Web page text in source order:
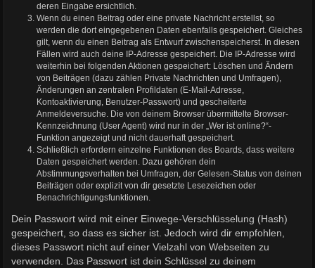
deren Eingabe ersichtlich.
Wenn du einen Beitrag oder eine private Nachricht erstellst, so
werden die dort eingegebenen Daten ebenfalls gespeichert. Gleiches
gilt, wenn du einen Beitrag als Entwurf zwischenspeicherst. In diesen
Fällen wird auch deine IP-Adresse gespeichert. Die IP-Adresse wird
weiterhin bei folgenden Aktionen gespeichert: Löschen und Ändern
von Beiträgen (dazu zählen Private Nachrichten und Umfragen),
Änderungen an zentralen Profildaten (E-Mail-Adresse,
Kontoaktivierung, Benutzer-Passwort) und gescheiterte
Anmeldeversuche. Die von deinem Browser übermittelte Browser-
Kennzeichnung (User Agent) wird nur in der „Wer ist online?“-
Funktion angezeigt und nicht dauerhaft gespeichert.
Schließlich erfordern einzelne Funktionen des Boards, dass weitere
Daten gespeichert werden. Dazu gehören dein
Abstimmungsverhalten bei Umfragen, der Gelesen-Status von deinen
Beiträgen oder explizit von dir gesetzte Lesezeichen oder
Benachrichtigungsfunktionen.
Dein Passwort wird mit einer Einwege-Verschlüsselung (Hash)
gespeichert, so dass es sicher ist. Jedoch wird dir empfohlen,
dieses Passwort nicht auf einer Vielzahl von Webseiten zu
verwenden. Das Passwort ist dein Schlüssel zu deinem